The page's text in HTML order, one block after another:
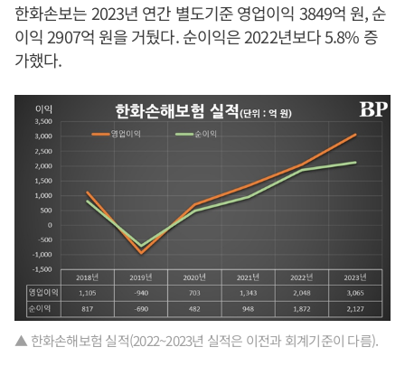
한화손보는 2023년 연간 별도기준 영업이익 3849억 원, 순
이익 2907억 원을 거뒀다. 순이익은 2022년보다 5.8% 증
가했다.
▲ 한화손해보험 실적(2022~2023년 실적은 이전과 회계기준이 다름).